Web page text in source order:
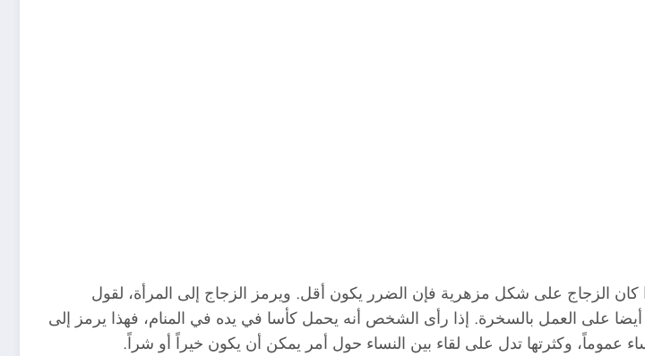
الزجاج على شكل مزهرية فإن الضرر يكون أقل. ويرمز الزجاج إلى المرأة، لقول
على العمل بالسخرة. إذا رأى الشخص أنه يحمل كأسا في يده في المنام، فهذا يرمز إلى
عموماً، وكثرتها تدل على لقاء بين النساء حول أمر يمكن أن يكون خيراً أو شراً.